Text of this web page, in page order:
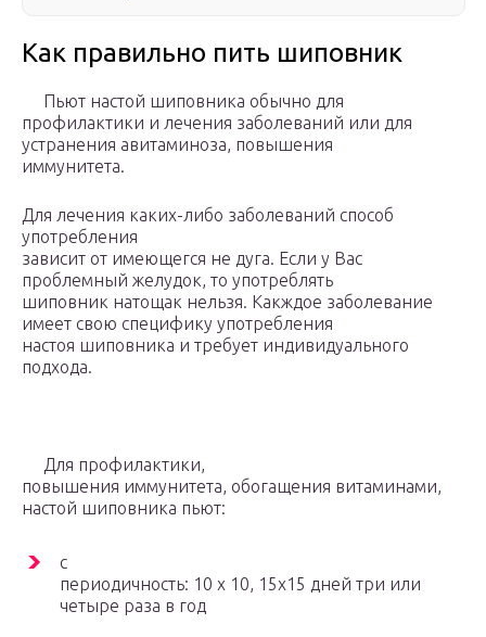
Как правильно пить шиповник
Пьют настой шиповника обычно для
профилактики и лечения заболеваний или для
устранения авитаминоза, повышения
иммунитета.
Для лечения каких-либо заболеваний способ
употребления
зависит от имеющегся не дуга. Если у Вас
проблемный желудок, то употреблять
шиповник натощак нельзя. Какждое заболевание
имеет свою специфику употребления
настоя шиповника и требует индивидуального
подхода.
Для профилактики,
повышения иммунитета, обогащения витаминами,
настой шиповника пьют:
с
периодичность: 10 х 10, 15х15 дней три или
четыре раза в год